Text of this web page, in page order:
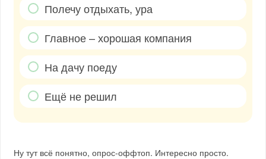
Полечу отдыхать, ура
Главное – хорошая компания
На дачу поеду
Ещё не решил
Ну тут всё понятно, опрос-оффтоп. Интересно просто.